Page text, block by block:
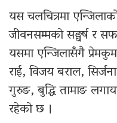
यस चलचित्रमा
जीवनसम्मको सङ्घर्ष र
यसमा एन्जिलासँगै
राई, विजय बराल,
गुरुङ, बुद्धि तामाङ
रहेको छ ।